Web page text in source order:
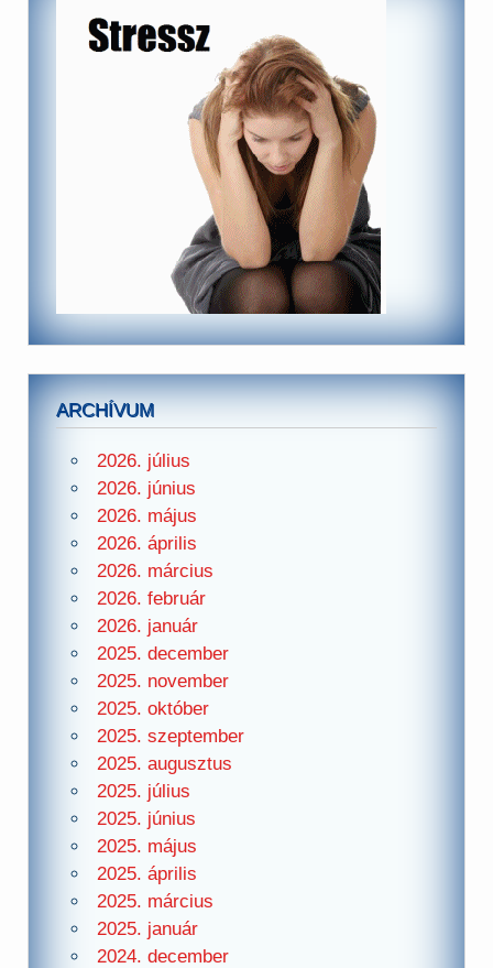
ARCHÍVUM
2026. július
2026. június
2026. május
2026. április
2026. március
2026. február
2026. január
2025. december
2025. november
2025. október
2025. szeptember
2025. augusztus
2025. július
2025. június
2025. május
2025. április
2025. március
2025. január
2024. december